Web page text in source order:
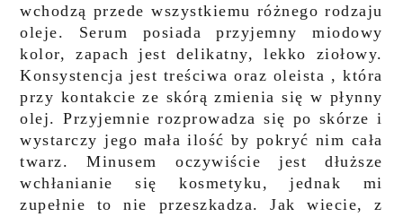
wchodzą przede wszystkiemu różnego rodzaju
oleje. Serum posiada przyjemny miodowy
kolor, zapach jest delikatny, lekko ziołowy.
Konsystencja jest treściwa oraz oleista , która
przy kontakcie ze skórą zmienia się w płynny
olej. Przyjemnie rozprowadza się po skórze i
wystarczy jego mała ilość by pokryć nim cała
twarz. Minusem oczywiście jest dłuższe
wchłanianie się kosmetyku, jednak mi
zupełnie to nie przeszkadza. Jak wiecie, z